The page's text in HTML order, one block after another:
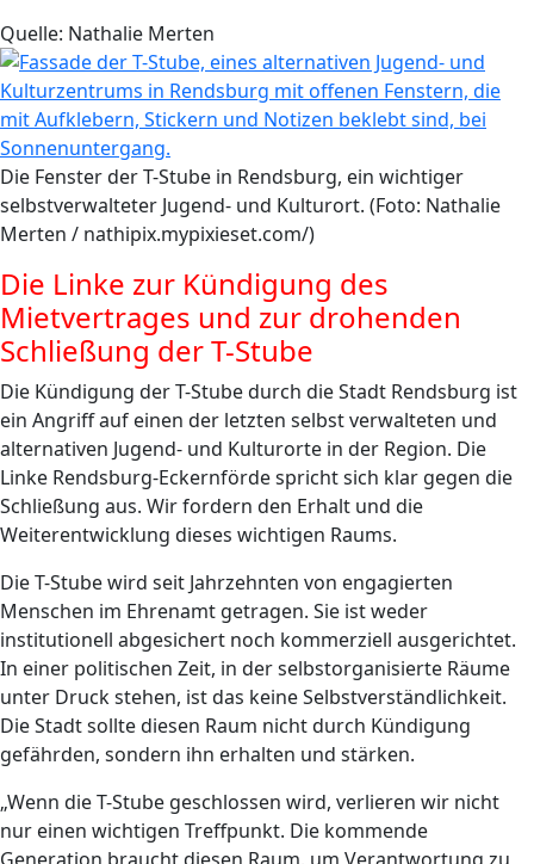
Quelle: Nathalie Merten
Die Fenster der T-Stube in Rendsburg, ein wichtiger
selbstverwalteter Jugend- und Kulturort. (Foto: Nathalie
Merten / nathipix.mypixieset.com/)
Die Linke zur Kündigung des
Mietvertrages und zur drohenden
Schließung der T-Stube
Die Kündigung der T-Stube durch die Stadt Rendsburg ist
ein Angriff auf einen der letzten selbst verwalteten und
alternativen Jugend- und Kulturorte in der Region. Die
Linke Rendsburg-Eckernförde spricht sich klar gegen die
Schließung aus. Wir fordern den Erhalt und die
Weiterentwicklung dieses wichtigen Raums.
Die T-Stube wird seit Jahrzehnten von engagierten
Menschen im Ehrenamt getragen. Sie ist weder
institutionell abgesichert noch kommerziell ausgerichtet.
In einer politischen Zeit, in der selbstorganisierte Räume
unter Druck stehen, ist das keine Selbstverständlichkeit.
Die Stadt sollte diesen Raum nicht durch Kündigung
gefährden, sondern ihn erhalten und stärken.
„Wenn die T-Stube geschlossen wird, verlieren wir nicht
nur einen wichtigen Treffpunkt. Die kommende